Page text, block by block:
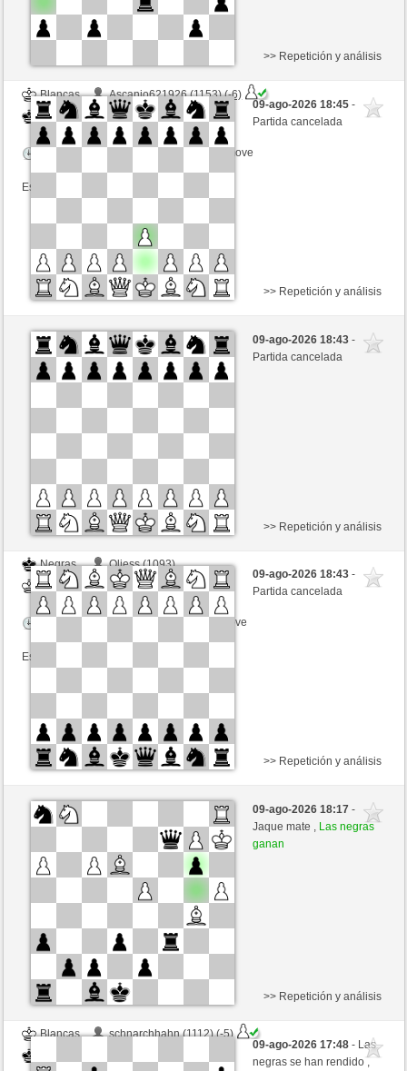
Blancas
Ascanio621926 (1153) (-6)
Negras
Frco66 (1424) (+6)
Tiempo: 9 minutes/side + 21 seconds/move
Esta partida es por puntos
>> Repetición y análisis
09-ago-2026 18:45-
Partida cancelada
Negras
bicklebauski (1104)
Blancas
Frco66 (1424)
>> Repetición y análisis
09-ago-2026 18:43-
Partida cancelada
Negras
Oliess (1093)
Blancas
Frco66 (1424)
Tiempo: 5 minutes/side + 8 seconds/move
Esta partida es por puntos
>> Repetición y análisis
09-ago-2026 18:43-
Partida cancelada
Blancas
AlexTheLion (1139)
Negras
Tiempo: 5 minutes/side + 8 seconds/move
Esta partida es por puntos
>> Repetición y análisis
09-ago-2026 18:17-
Jaque mate , Las negras
ganan
Blancas
schnarchhahn (1112) (-5)
>> Repetición y análisis
09-ago-2026 17:48- Las
negras se han rendido ,